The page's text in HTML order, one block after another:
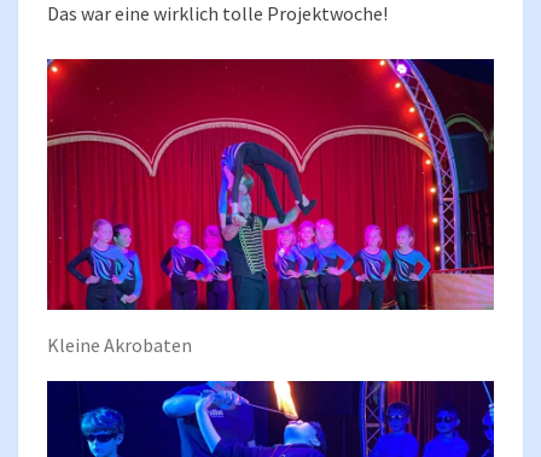
Das war eine wirklich tolle Projektwoche!
Kleine Akrobaten